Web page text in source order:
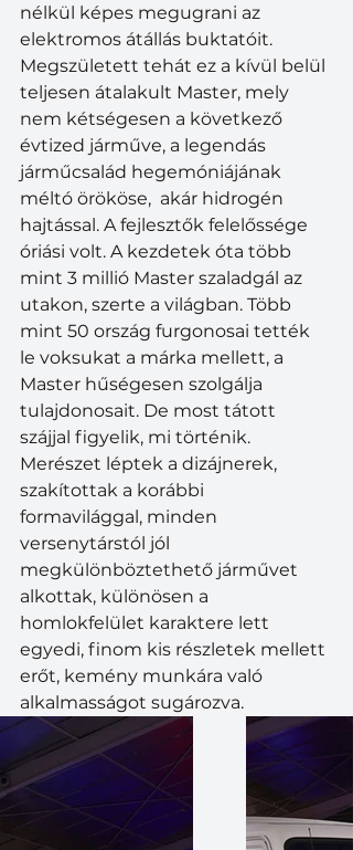
nélkül képes megugrani az
elektromos átállás buktatóit.
Megszületett tehát ez a kívül belül
teljesen átalakult Master, mely
nem kétségesen a következő
évtized járműve, a legendás
járműcsalád hegemóniájának
méltó örököse,  akár hidrogén
hajtással. A fejlesztők felelőssége
óriási volt. A kezdetek óta több
mint 3 millió Master szaladgál az
utakon, szerte a világban. Több
mint 50 ország furgonosai tették
le voksukat a márka mellett, a
Master hűségesen szolgálja
tulajdonosait. De most tátott
szájjal figyelik, mi történik.
Merészet léptek a dizájnerek,
szakítottak a korábbi
formavilággal, minden
versenytárstól jól
megkülönböztethető járművet
alkottak, különösen a
homlokfelület karaktere lett
egyedi, finom kis részletek mellett
erőt, kemény munkára való
alkalmasságot sugározva.